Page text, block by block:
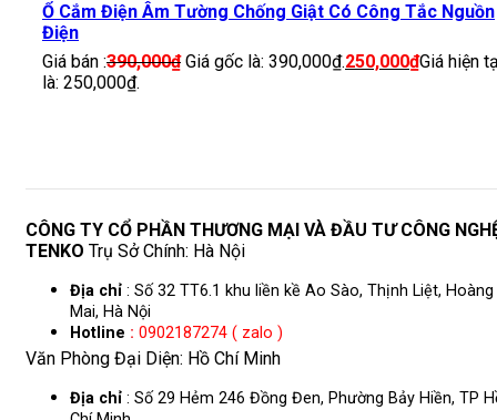
Ổ Cắm Điện Âm Tường Chống Giật Có Công Tắc Nguồn
Điện
Giá bán :390,000₫ Giá gốc là: 390,000₫.250,000₫Giá hiện
là: 250,000₫.
CÔNG TY CỔ PHẦN THƯƠNG MẠI VÀ ĐẦU TƯ CÔNG
TENKO Trụ Sở Chính: Hà Nội
Địa chỉ : Số 32 TT6.1 khu liền kề Ao Sào, Thịnh Liệt, Hoàng
Mai, Hà Nội
Hotline : 0902187274 ( zalo )
Văn Phòng Đại Diện: Hồ Chí Minh
Địa chỉ : Số 29 Hẻm 246 Đồng Đen, Phường Bảy Hiền, TP